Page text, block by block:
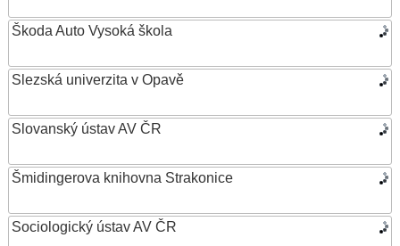
Škoda Auto Vysoká škola
Slezská univerzita v Opavě
Slovanský ústav AV ČR
Šmidingerova knihovna Strakonice
Sociologický ústav AV ČR